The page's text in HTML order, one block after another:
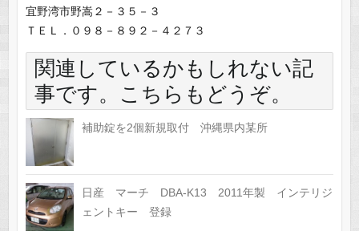
宜野湾市野嵩２－３５－３
ＴＥＬ．０９８－８９２－４２７３
関連しているかもしれない記
事です。こちらもどうぞ。
補助錠を2個新規取付 沖縄県内某所
日産 マーチ DBA-K13 2011年製 インテリジ
ェントキー 登録